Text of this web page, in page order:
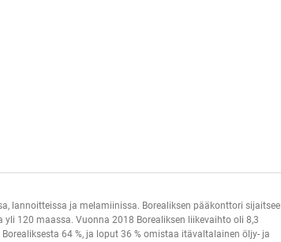
lannoitteissa ja melamiinissa. Borealiksen pääkonttori sijaitsee
120 maassa. Vuonna 2018 Borealiksen liikevaihto oli 8,3
64 %, ja loput 36 % omistaa itävaltalainen öljy- ja